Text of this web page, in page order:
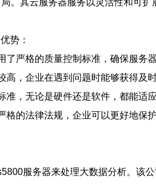
。其云服务器服务以灵活性和可扩
势：
严格的质量控制标准，确保服务
，企业在遇到问题时能够获得及时
，无论是硬件还是软件，都能适
的法律法规，企业可以更好地保护
服务器来处理大数据分析。该